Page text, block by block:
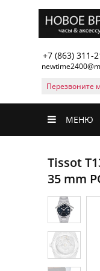
+7 (863) 311-
Перезвоните
МЕНЮ
Tissot
35 mm